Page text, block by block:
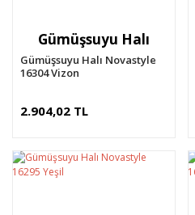
Gümüşsuyu Halı
Gümüşsuyu Halı Novastyle
16304 Vizon
2.904,02 TL